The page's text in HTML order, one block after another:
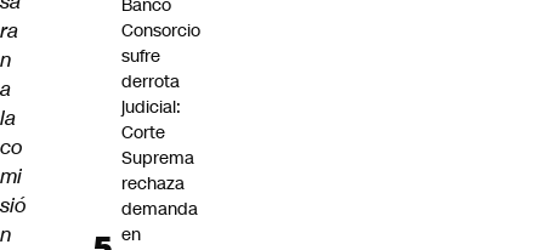
ra
n
a
la
co
mi
sió
n
Banco
Consorcio
sufre
derrota
judicial:
Corte
Suprema
rechaza
demanda
en